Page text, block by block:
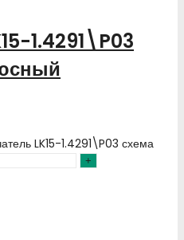
1.4291\P03
LK15-1.4291\P03 схема